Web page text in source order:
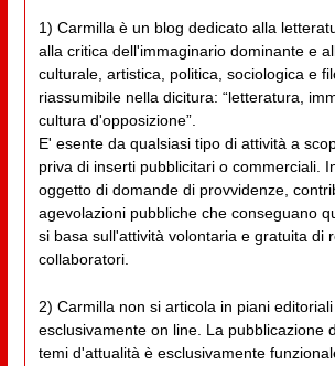
1) Carmilla è un blog dedicato alla
alla critica dell'immaginario dominante e
culturale, artistica, politica, sociologica e
riassumibile nella dicitura: “letteratura,
cultura d'opposizione”.
E' esente da qualsiasi tipo di attività a
priva di inserti pubblicitari o commerciali.
oggetto di domande di provvidenze,
agevolazioni pubbliche che conseguano
si basa sull'attività volontaria e gratuita di
collaboratori.
2) Carmilla non si articola in piani
esclusivamente on line. La pubblicazione
temi d'attualità è esclusivamente